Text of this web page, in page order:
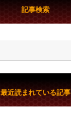
記事検索
最近読まれている記事